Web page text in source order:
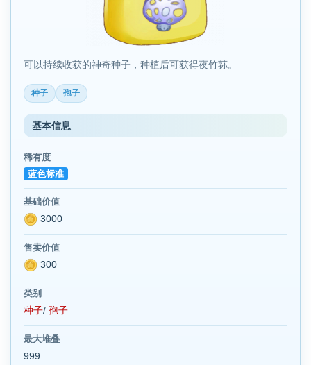
可以持续收获的神奇种子，种植后可获得夜竹荪。
种子 孢子
基本信息
稀有度
蓝色标准
基础价值
3000
售卖价值
300
类别
种子/ 孢子
最大堆叠
999